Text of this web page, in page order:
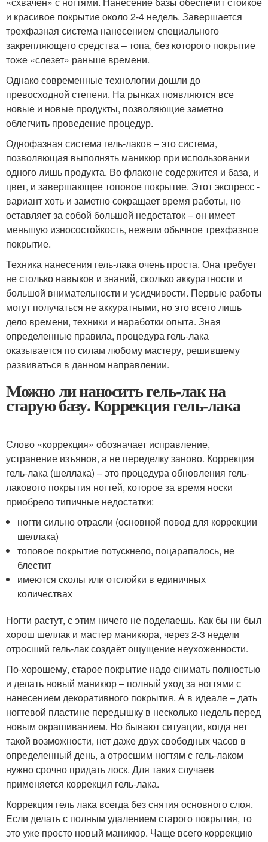
и красивое покрытие около 2-4 недель. Завершается
трехфазная система нанесением специального
закрепляющего средства – топа, без которого покрытие
тоже «слезет» раньше времени.
Однако современные технологии дошли до
превосходной степени. На рынках появляются все
новые и новые продукты, позволяющие заметно
облегчить проведение процедур.
Однофазная система гель-лаков – это система,
позволяющая выполнять маникюр при использовании
одного лишь продукта. Во флаконе содержится и база, и
цвет, и завершающее топовое покрытие. Этот экспресс -
вариант хоть и заметно сокращает время работы, но
оставляет за собой большой недостаток – он имеет
меньшую износостойкость, нежели обычное трехфазное
покрытие.
Техника нанесения гель-лака очень проста. Она требует
не столько навыков и знаний, сколько аккуратности и
большой внимательности и усидчивости. Первые работы
могут получаться не аккуратными, но это всего лишь
дело времени, техники и наработки опыта. Зная
определенные правила, процедура гель-лака
оказывается по силам любому мастеру, решившему
развиваться в данном направлении.
Можно ли наносить гель-лак на
старую базу. Коррекция гель-лака
Слово «коррекция» обозначает исправление,
устранение изъянов, а не переделку заново. Коррекция
гель-лака (шеллака) – это процедура обновления гель-
лакового покрытия ногтей, которое за время носки
приобрело типичные недостатки:
ногти сильно отрасли (основной повод для коррекции
шеллака)
топовое покрытие потускнело, поцарапалось, не
блестит
имеются сколы или отслойки в единичных
количествах
Ногти растут, с этим ничего не поделаешь. Как бы ни был
хорош шеллак и мастер маникюра, через 2-3 недели
отросший гель-лак создаёт ощущение неухоженности.
По-хорошему, старое покрытие надо снимать полностью
и делать новый маникюр – полный уход за ногтями с
нанесением декоративного покрытия. А в идеале – дать
ногтевой пластине передышку в несколько недель перед
новым окрашиванием. Но бывают ситуации, когда нет
такой возможности, нет даже двух свободных часов в
определенный день, а отросшим ногтям с гель-лаком
нужно срочно придать лоск. Для таких случаев
применяется коррекция гель-лака.
Коррекция гель лака всегда без снятия основного слоя.
Если делать с полным удалением старого покрытия, то
это уже просто новый маникюр. Чаще всего коррекцию